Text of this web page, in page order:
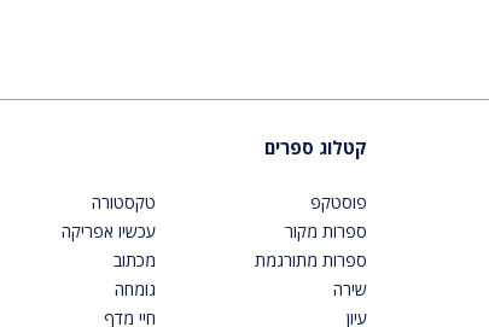
קטלוג ספרים
פוסטקפ
ספרות מקור
ספרות מתורגמת
שירה
עיון
טקסטורה
עכשיו אפריקה
מכתוב
גומחה
חיי מדף